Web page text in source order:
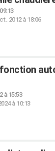
2012 à 18:06
à 15:53
à 10:13